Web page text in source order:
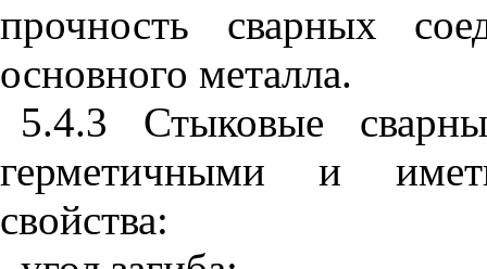
прочность сварных
основного металла.
5.4.3 Стыковые
герметичными и
свойства: